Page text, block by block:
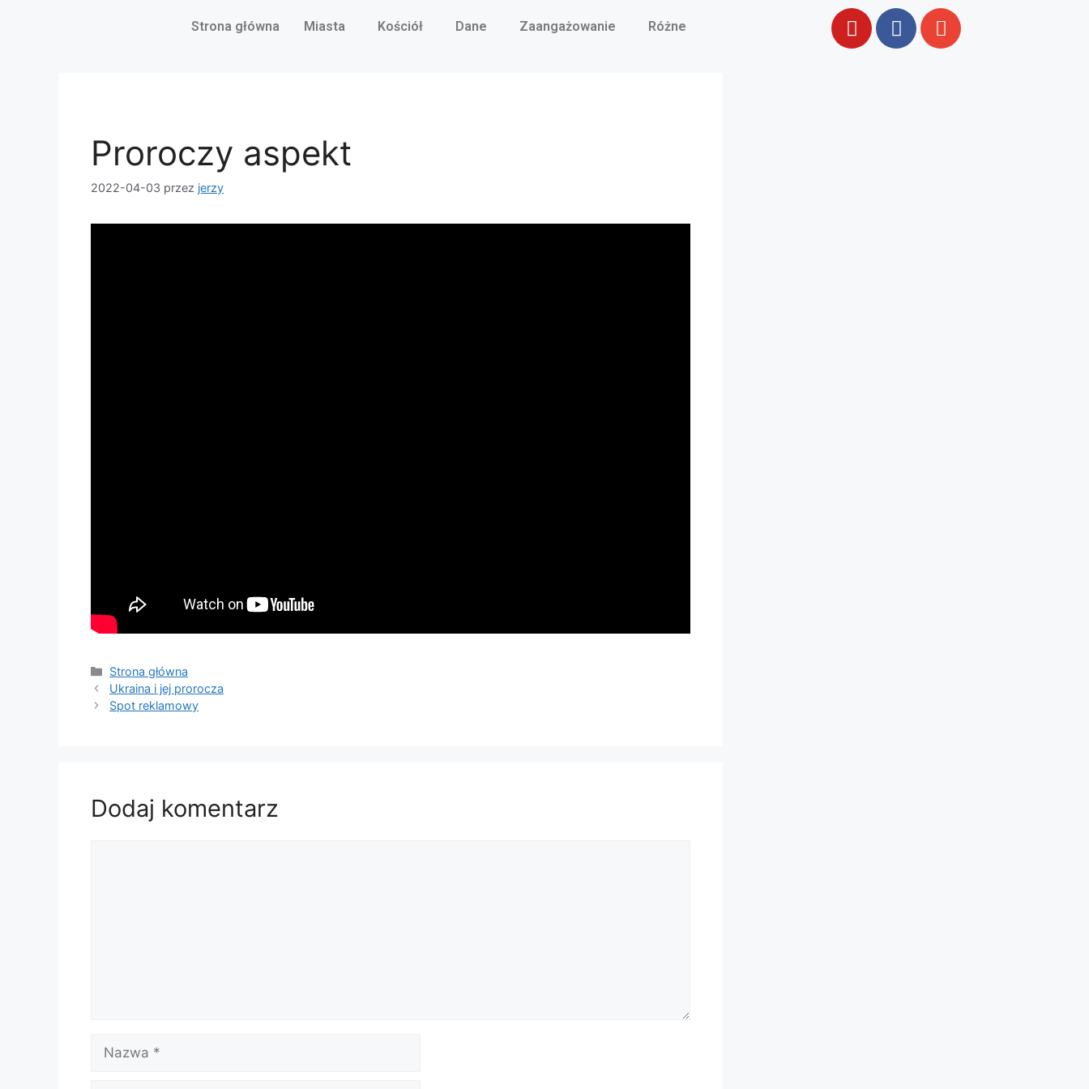
Strona główna Miasta Kościół Dane Zaangażowanie Różne
Proroczy aspekt
2022-04-03 przez jerzy
Strona główna
Ukraina i jej prorocza
Spot reklamowy
Dodaj komentarz